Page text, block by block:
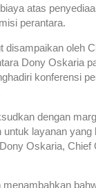
atas
perantara.
disampaikan oleh
Dony Oskaria
konferensi
dengan
untuk layanan
Oskaria, Chief
menambahkan